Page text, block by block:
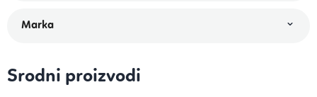
Srodni proizvodi